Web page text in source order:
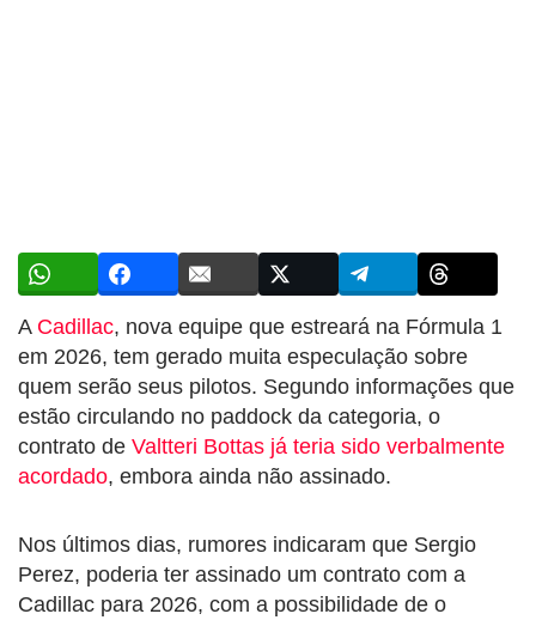
A Cadillac, nova equipe que estreará na Fórmula 1
em 2026, tem gerado muita especulação sobre
quem serão seus pilotos. Segundo informações que
estão circulando no paddock da categoria, o
contrato de Valtteri Bottas já teria sido verbalmente
acordado, embora ainda não assinado.
Nos últimos dias, rumores indicaram que Sergio
Perez, poderia ter assinado um contrato com a
Cadillac para 2026, com a possibilidade de o